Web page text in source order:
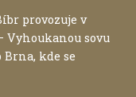
provozuje v
sovu
kde se